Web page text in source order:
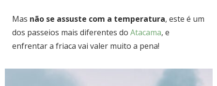
Mas não se assuste com a temperatura, este é um
dos passeios mais diferentes do Atacama, e
enfrentar a friaca vai valer muito a pena!